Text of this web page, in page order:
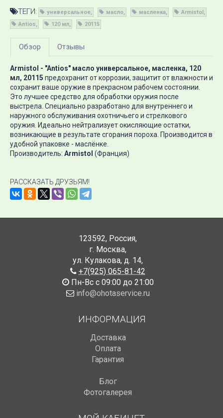
ТЕГИ: универсальное масло масленка
Armistol
Antios
120 мл 20115
Обзор Отзывы
Armistol - "Antios" масло универсальное, масленка, 120
мл, 20115 предохранит от коррозии, защитит от влажности и
сохранит ваше оружие в прекрасном рабочем состоянии.
Это лучшее средство для обработки оружия после
выстрела. Cпециально разработано для внутреннего и
наружного обслуживания охотничьего и стрелкового
оружия. Идеально нейтрализует окисляющие остатки,
возникающие в результате сгорания пороха. Производится в
удобной упаковке - маслёнке.
Производитель: Armistol (Франция)
РАССКАЗАТЬ ДРУЗЬЯМ!
123592, Россия,
г. Москва,
ул. Кулакова, д. 14,
+7(925) 065-81-42
Пн-Вс с 09:00 до 21:00
info@ohotaservice.ru
ИНФОРМАЦИЯ
Доставка
Оплата
Гарантия
Блог
Фотогалерея